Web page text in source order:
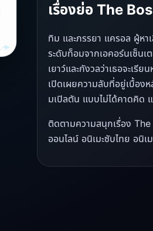
เรื่องย่อ The
ทิม และภรรยา แครอล ผู้ห
ระดับท็อมจากเอคอร์นเซ็น
เยาว์และกังวลว่าเธอจะเ
เปิดเผยความลับที่อยู่เบื้อง
มเปิลตัน แบบไม่ได้คาดคิด
ติดตามความสนุกเรื่อง
ออนไลน์ อนิเมะซับไทย อนิเ